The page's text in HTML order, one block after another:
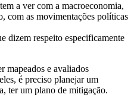
a ver com a macroeconomia,
com as movimentações políticas
dizem respeito especificamente
mapeados e avaliados
é preciso planejar um
ter um plano de mitigação.